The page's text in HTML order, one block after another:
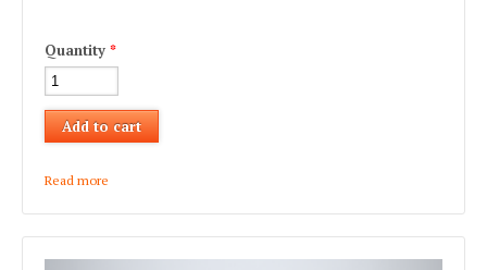
Quantity *
Read more